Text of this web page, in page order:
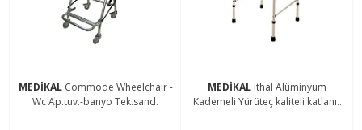
MEDİKAL Commode Wheelchair -
Wc Ap.tuv.-banyo Tek.sand.
MEDİKAL Ithal Alüminyum
Kademeli Yürüteç kaliteli katlanır